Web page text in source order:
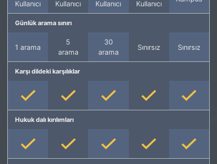
Kullanıcı
Kullanıcı
Kullanıcı
Kullanıcı
Günlük arama sınırı
1 arama
5
arama
30
arama
Sınırsız Sınırsız
Karşı dildeki karşılıklar
Hukuk dalı kırılımları